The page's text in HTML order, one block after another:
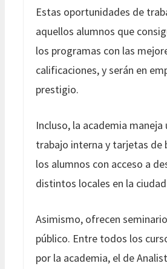
Estas oportunidades de
aquellos alumnos que
los programas con las
calificaciones, y serán en
prestigio.
Incluso, la academia maneja
trabajo interna y tarjetas de
los alumnos con acceso a
distintos locales en la
Asimismo, ofrecen
público. Entre todos los
por la academia, el de